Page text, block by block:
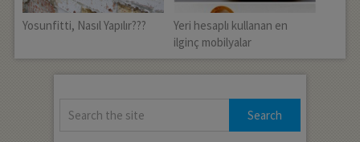
Yosunfitti, Nasıl Yapılır???
Yeri hesaplı kullanan en
ilginç mobilyalar